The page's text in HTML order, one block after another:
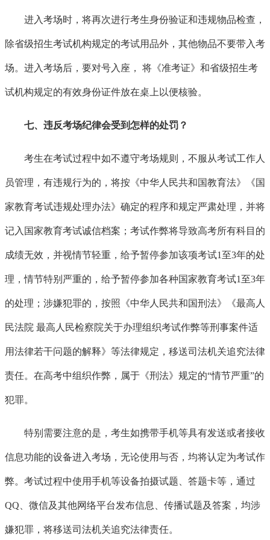
进入考场时，将再次进行考生身份验证和违规物品检查，
除省级招生考试机构规定的考试用品外，其他物品不要带入考
场。进入考场后，要对号入座， 将《准考证》和省级招生考
试机构规定的有效身份证件放在桌上以便核验。
七、违反考场纪律会受到怎样的处罚？
考生在考试过程中如不遵守考场规则，不服从考试工作人
员管理，有违规行为的，将按《中华人民共和国教育法》《国
家教育考试违规处理办法》确定的程序和规定严肃处理，并将
记入国家教育考试诚信档案；考试作弊将导致高考所有科目的
成绩无效，并视情节轻重，给予暂停参加该项考试1至3年的处
理，情节特别严重的，给予暂停参加各种国家教育考试1至3年
的处理；涉嫌犯罪的，按照《中华人民共和国刑法》《最高人
民法院 最高人民检察院关于办理组织考试作弊等刑事案件适
用法律若干问题的解释》等法律规定，移送司法机关追究法律
责任。在高考中组织作弊，属于《刑法》规定的“情节严重”的
犯罪。
特别需要注意的是，考生如携带手机等具有发送或者接收
信息功能的设备进入考场，无论使用与否，均将认定为考试作
弊。考试过程中使用手机等设备拍摄试题、答题卡等，通过
QQ、微信及其他网络平台发布信息、传播试题及答案，均涉
嫌犯罪，将移送司法机关追究法律责任。